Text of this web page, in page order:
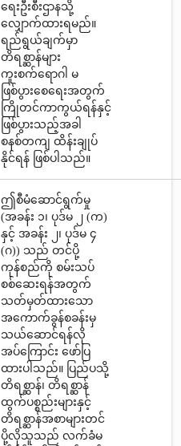
ရေးဦးစီးဌာနသို့
လျှောက်ထားရမည်။
ရည်ရွယ်ချက်မှာ
တိရစ္ဆာန်များ
ကူးစက်ရောဂါ မ
ဖြစ်ပွားစေရေးအတွက်
ကြိုတင်ကာကွယ်ရန်နှင့်
ဖြစ်ပွားသည့်အခါ
စနစ်တကျ ထိန်းချုပ်
နိုင်ရန် ဖြစ်ပါသည်။
ဤစီမံဆောင်ရွက်မှု
(အခန်း ၁၊ ပုဒ်မ ၂ (က)
နှင့် အခန်း ၂၊ ပုဒ်မ ၄
(ဂ)) သည် တင်ပို့
ကုန်စည်ကို စမ်းသပ်
စစ်ဆေးရန်အတွက်
သတ်မှတ်ထားသော
အကောက်ခွန်စခန်းမှ
သယ်ဆောင်ရန်လို
အပ်ကြောင်း ဖော်ပြ
ထားပါသည်။ ပြည်ပသို့
တိရစ္ဆာန်၊ တိရစ္ဆာန်
ထွက်ပစ္စည်းများနှင့်
တိရစ္ဆာန်အစာများတင်
ပို့လိုသူသည် လက်ခံမ